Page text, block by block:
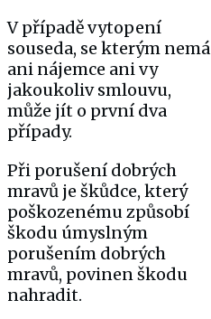
V případě vytopení
souseda, se kterým nemá
ani nájemce ani vy
jakoukoliv smlouvu,
může jít o první dva
případy.
Při porušení dobrých
mravů je škůdce, který
poškozenému způsobí
škodu úmyslným
porušením dobrých
mravů, povinen škodu
nahradit.